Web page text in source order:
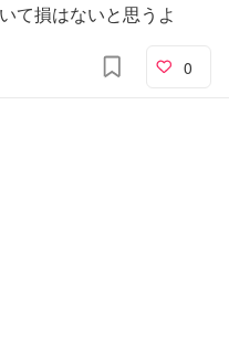
て損はないと思うよ
0